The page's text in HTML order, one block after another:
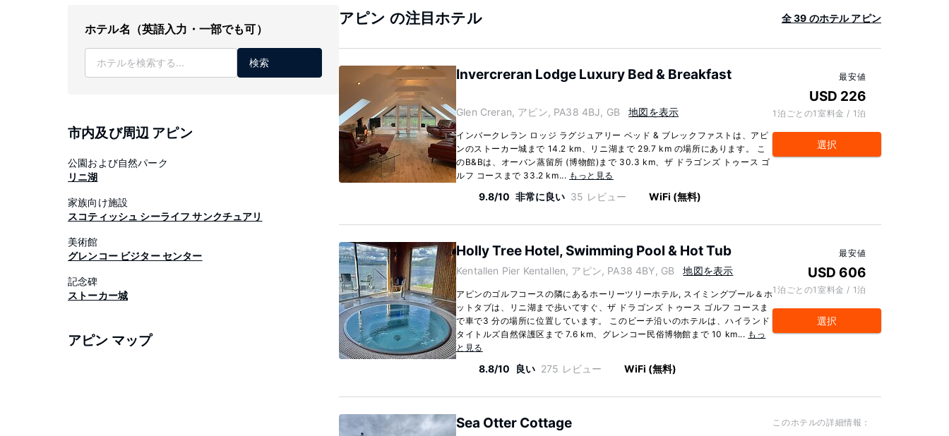
ホテル名（英語入力・一部でも可）
検索
市内及び周辺 アピン
公園および自然パーク
リニ湖
家族向け施設
スコティッシュ シーライフ サンクチュアリ
美術館
グレンコー ビジター センター
記念碑
ストーカー城
アピン マップ
アピン の注目ホテル 全 39 のホテル アピン
Invercreran Lodge Luxury Bed & Breakfast
Glen Creran, アピン, PA38 4BJ, GB 地図を表示
インバークレラン ロッジ ラグジュアリー ベッド & ブレックファストは、アピ
ンのストーカー城まで 14.2 km、リニ湖まで 29.7 km の場所にあります。 こ
のB&Bは、オーバン蒸留所 (博物館)まで 30.3 km、ザ ドラゴンズ トゥース ゴ
ルフ コースまで 33.2 km... もっと見る
9.8/10 非常に良い 35 レビュー WiFi (無料)
最安値
USD 226
1泊ごとの1室料金 / 1泊
選択
Holly Tree Hotel, Swimming Pool & Hot Tub
Kentallen Pier Kentallen, アピン, PA38 4BY, GB 地図を表示
アピンのゴルフコースの隣にあるホーリーツリーホテル, スイミングプール＆ホ
ットタブは、リニ湖まで歩いてすぐ、ザ ドラゴンズ トゥース ゴルフ コースま
で車で3 分の場所に位置しています。 このビーチ沿いのホテルは、ハイランド
タイトルズ自然保護区まで 7.6 km、グレンコー民俗博物館まで 10 km... もっ
と見る
8.8/10 良い 275 レビュー WiFi (無料)
最安値
USD 606
1泊ごとの1室料金 / 1泊
選択
Sea Otter Cottage このホテルの詳細情報：